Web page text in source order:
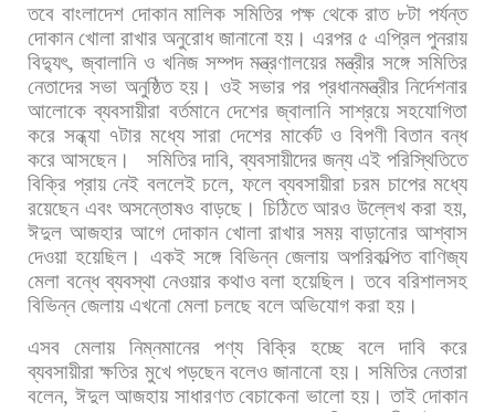
তবে বাংলাদেশ দোকান মালিক সমিতির পক্ষ থেকে রাত ৮টা পর্যন্ত
দোকান খোলা রাখার অনুরোধ জানানো হয়। এরপর ৫ এপ্রিল পুনরায়
বিদ্যুৎ,জ্বালানি ও খনিজ সম্পদ মন্ত্রণালয়ের মন্ত্রীর সঙ্গে সমিতির
নেতাদের সভা অনুষ্ঠিত হয়। ওই সভার পর প্রধানমন্ত্রীর নির্দেশনার
আলোকে ব্যবসায়ীরা বর্তমানে দেশের জ্বালানি সাশ্রয়ে সহযোগিতা
করে সন্ধ্যা ৭টার মধ্যে সারা দেশের মার্কেট ও বিপণী বিতান বন্ধ
করে আসছেন। সমিতির দাবি,ব্যবসায়ীদের জন্য এই পরিস্থিতিতে
বিক্রি প্রায় নেই বললেই চলে, ফলে ব্যবসায়ীরা চরম চাপের মধ্যে
রয়েছেন এবং অসন্তোষও বাড়ছে। চিঠিতে আরও উল্লেখ করা হয়,
ঈদুল আজহার আগে দোকান খোলা রাখার সময় বাড়ানোর আশ্বাস
দেওয়া হয়েছিল। একই সঙ্গে বিভিন্ন জেলায় অপরিকল্পিত বাণিজ্য
মেলা বন্ধে ব্যবস্থা নেওয়ার কথাও বলা হয়েছিল। তবে বরিশালসহ
বিভিন্ন জেলায় এখনো মেলা চলছে বলে অভিযোগ করা হয়।
এসব
মেলায় নিম্নমানের পণ্য বিক্রি হচ্ছে বলে দাবি
করে
ব্যবসায়ীরা ক্ষতির মুখে পড়ছেন বলেও জানানো হয়। সমিতির নেতারা
বলেন, ঈদুল আজহায় সাধারণত বেচাকেনা ভালো হয়। তাই দোকান